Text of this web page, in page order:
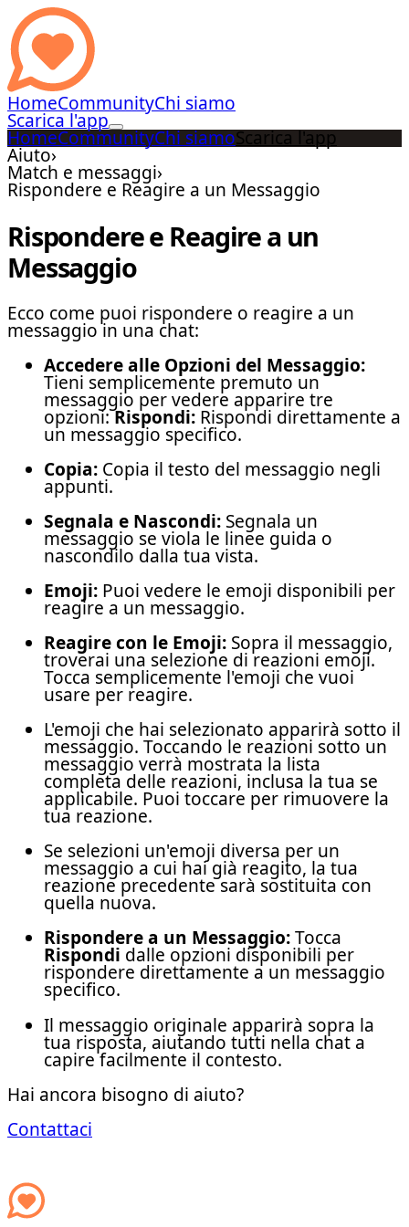
HomeCommunityChi siamo
Scarica l'app
HomeCommunityChi siamoScarica l'app
Aiuto›
Match e messaggi›
Rispondere e Reagire a un Messaggio
Rispondere e Reagire a un
Messaggio
Ecco come puoi rispondere o reagire a un
messaggio in una chat:
Accedere alle Opzioni del Messaggio:
Tieni semplicemente premuto un
messaggio per vedere apparire tre
opzioni:Rispondi: Rispondi direttamente a
un messaggio specifico.
Copia: Copia il testo del messaggio negli
appunti.
Segnala e Nascondi: Segnala un
messaggio se viola le linee guida o
nascondilo dalla tua vista.
Emoji: Puoi vedere le emoji disponibili per
reagire a un messaggio.
Reagire con le Emoji: Sopra il messaggio,
troverai una selezione di reazioni emoji.
Tocca semplicemente l'emoji che vuoi
usare per reagire.
L'emoji che hai selezionato apparirà sotto il
messaggio. Toccando le reazioni sotto un
messaggio verrà mostrata la lista
completa delle reazioni, inclusa la tua se
applicabile. Puoi toccare per rimuovere la
tua reazione.
Se selezioni un'emoji diversa per un
messaggio a cui hai già reagito, la tua
reazione precedente sarà sostituita con
quella nuova.
Rispondere a un Messaggio:Tocca
Rispondi dalle opzioni disponibili per
rispondere direttamente a un messaggio
specifico.
Il messaggio originale apparirà sopra la
tua risposta, aiutando tutti nella chat a
capire facilmente il contesto.
Hai ancora bisogno di aiuto?
Contattaci